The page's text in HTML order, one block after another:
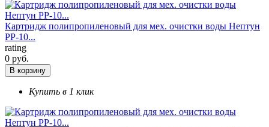
Картридж полипропиленовый для мех. очистки воды Нептун
РР-10...
rating
0 руб.
В корзину
Купить в 1 клик